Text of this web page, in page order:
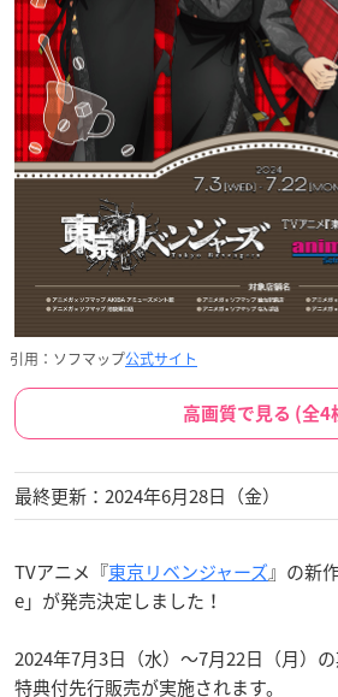
引用：ソフマップ公式サイト
高画質で見る (全4
最終更新：2024年6月28日（金）
TVアニメ『東京リベンジャーズ』の新
e」が発売決定しました！
2024年7月3日（水）～7月22日（月）
特典付先行販売が実施されます。